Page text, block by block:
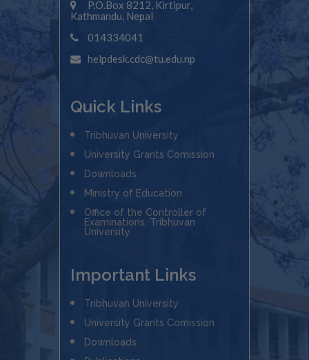
P.O.Box 8212, Kirtipur,
Kathmandu, Nepal
014334041
helpdesk.cdc@tu.edu.np
Quick Links
Tribhuvan University
University Grants Comission
Downloads
Ministry of Education
Office of the Controller of
Examinations, Tribhuvan
University
Important Links
Tribhuvan University
University Grants Comission
Downloads